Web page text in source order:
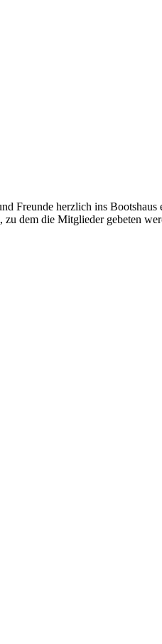
Freunde herzlich ins
dem die Mitglieder gebeten